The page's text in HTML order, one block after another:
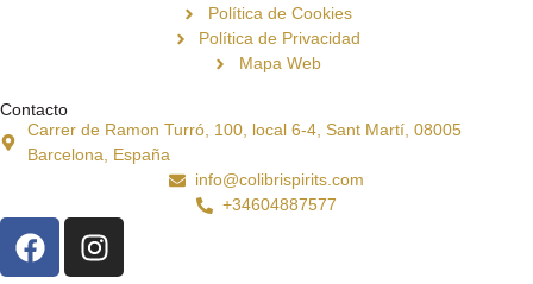
Política de Cookies
Política de Privacidad
Mapa Web
Contacto
Carrer de Ramon Turró, 100, local 6-4, Sant Martí, 08005
Barcelona, España
info@colibrispirits.com
+34604887577